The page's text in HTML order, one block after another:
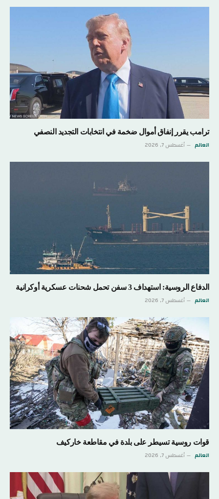
ترامب يقرر إنفاق أموال ضخمة في انتخابات التجديد النصفي
العالم أغسطس 7, 2026
الدفاع الروسية: استهداف 3 سفن تحمل شحنات عسكرية أوكرانية
العالم أغسطس 7, 2026
قوات روسية تسيطر على بلدة في مقاطعة خاركيف
العالم أغسطس 7, 2026